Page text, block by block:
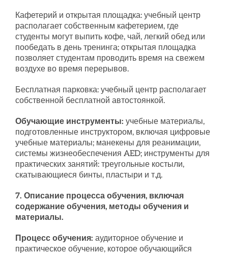
Кафетерий и открытая площадка: учебный центр
располагает собственным кафетерием, где
студенты могут выпить кофе, чай, легкий обед или
пообедать в день тренинга; открытая площадка
позволяет студентам проводить время на свежем
воздухе во время перерывов.
Бесплатная парковка: учебный центр располагает
собственной бесплатной автостоянкой.
Обучающие инструменты: учебные материалы,
подготовленные инструктором, включая цифровые
учебные материалы; манекены для реанимации,
системы жизнеобеспечения AED; инструменты для
практических занятий: треугольные костыли,
скатывающиеся бинты, пластыри и т.д.
7. Описание процесса обучения, включая
содержание обучения, методы обучения и
материалы.
Процесс обучения: аудиторное обучение и
практическое обучение, которое обучающийся